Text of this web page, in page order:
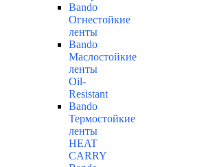
Bando
Огнестойкие
ленты
Bando
Маслостойкие
ленты
Oil-
Resistant
Bando
Термостойкие
ленты
HEAT
CARRY